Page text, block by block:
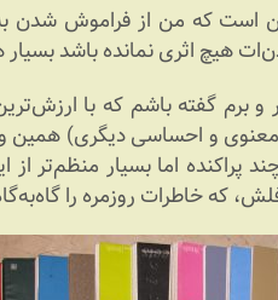
است که من از فراموش
هیچ اثری نمانده باشد
و برم گفته باشم که با
و احساسی دیگری) همین
ازدیبهشت‌ماه ۷۴ تا ۲۸ آذرماه ۸۹، هرچند پراکنده
که خاطرات روزمره را